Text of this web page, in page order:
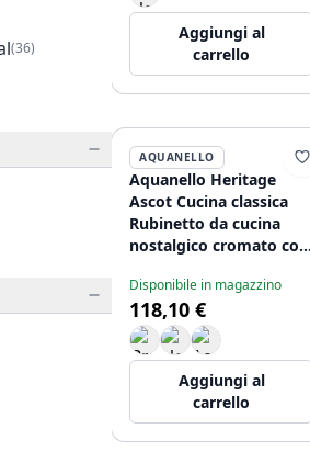
(36)
Aggiungi al
carrello
AQUANELLO
Aquanello Heritage
Ascot Cucina classica
Rubinetto da cucina
nostalgico cromato con
HA
Disponibile in magazzino
118,10 €
Aggiungi al
carrello